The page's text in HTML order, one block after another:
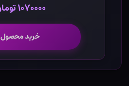
۱۰۷۰۰۰۰ تومان
خرید محصول